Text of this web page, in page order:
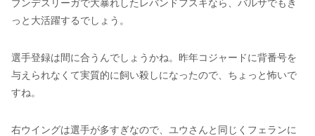
ブンデスリーガで大暴れしたレバンドフスキなら、バルサでもき
っと大活躍するでしょう。
選手登録は間に合うんでしょうかね。昨年コジャードに背番号を
与えられなくて実質的に飼い殺しになったので、ちょっと怖いで
すね。
右ウイングは選手が多すぎなので、ユウさんと同じくフェランに